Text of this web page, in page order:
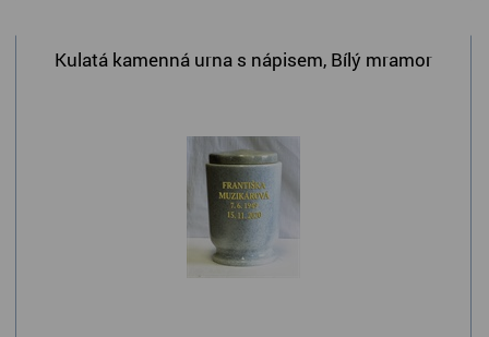
Kulatá kamenná urna s nápisem, Bílý mramor